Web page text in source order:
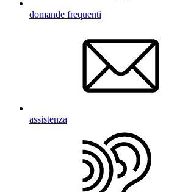
domande frequenti
assistenza